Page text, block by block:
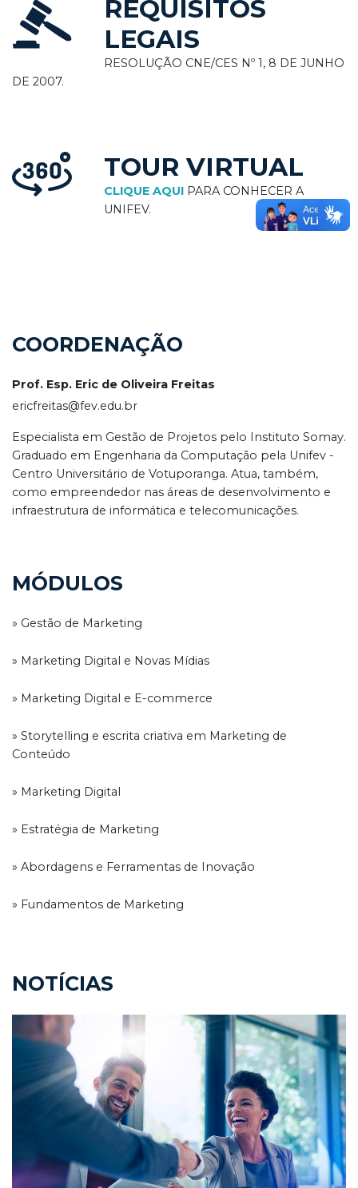
REQUISITOS
LEGAIS
RESOLUÇÃO CNE/CES Nº 1, 8 DE JUNHO
DE 2007.
TOUR VIRTUAL
CLIQUE AQUI PARA CONHECER A
UNIFEV.
COORDENAÇÃO
Prof. Esp. Eric de Oliveira Freitas
ericfreitas@fev.edu.br
Especialista em Gestão de Projetos pelo Instituto Somay.
Graduado em Engenharia da Computação pela Unifev -
Centro Universitário de Votuporanga. Atua, também,
como empreendedor nas áreas de desenvolvimento e
infraestrutura de informática e telecomunicações.
MÓDULOS
» Gestão de Marketing
» Marketing Digital e Novas Mídias
» Marketing Digital e E-commerce
» Storytelling e escrita criativa em Marketing de
Conteúdo
» Marketing Digital
» Estratégia de Marketing
» Abordagens e Ferramentas de Inovação
» Fundamentos de Marketing
NOTÍCIAS